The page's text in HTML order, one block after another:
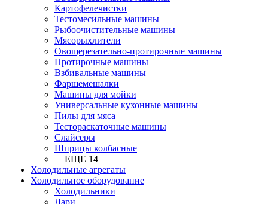
Картофелечистки
Тестомесильные машины
Рыбоочистительные машины
Мясорыхлители
Овощерезательно-протирочные машины
Протирочные машины
Взбивальные машины
Фаршемешалки
Машины для мойки
Универсальные кухонные машины
Пилы для мяса
Тестораскаточные машины
Слайсеры
Шприцы колбасные
+ ЕЩЕ 14
Холодильные агрегаты
Холодильное оборудование
Холодильники
Лари